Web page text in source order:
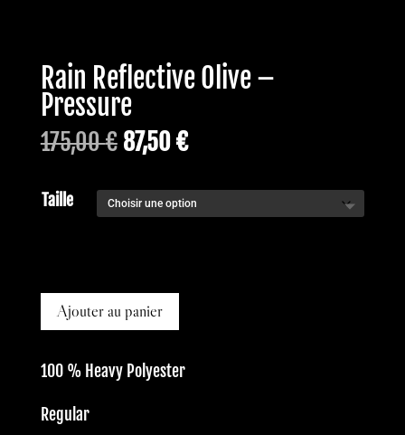
Rain Reflective Olive –
Pressure
175,00€ Le
initial
était :
87,50€Le
actuel
est :
Taille
Ajouter au panier
100 % Heavy Polyester
Regular